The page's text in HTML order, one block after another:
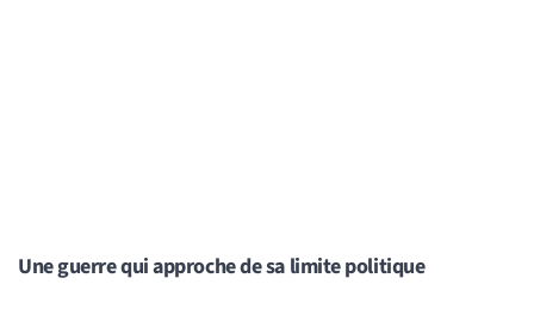
Une guerre qui approche de sa limite politique